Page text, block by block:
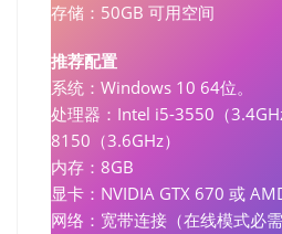
‌存储‌：50GB 可用空间
推荐配置
‌系统‌：Windows 10 64位。‌‌
处理器‌：Intel i5-3550（
8150（3.6GHz）
‌内存‌：8GB
显卡‌：NVIDIA GTX 670 或
网络‌：宽带连接（在线模式必需